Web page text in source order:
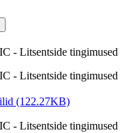
- Litsentside tingimused
- Litsentside tingimused
(122.27KB)
- Litsentside tingimused